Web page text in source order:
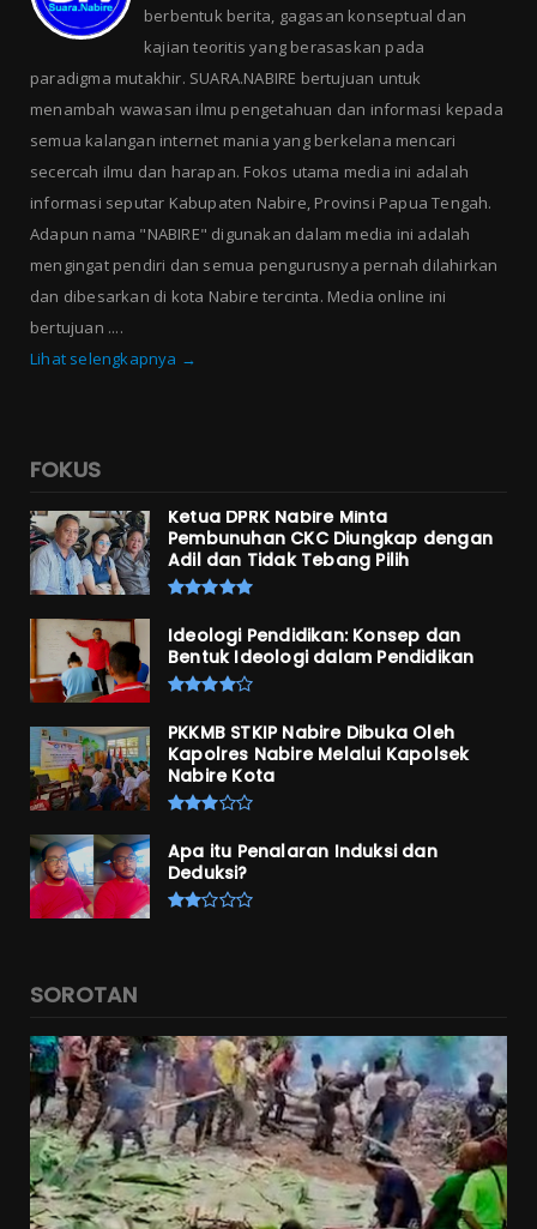
berbentuk berita, gagasan konseptual dan
kajian teoritis yang berasaskan pada
paradigma mutakhir. SUARA.NABIRE bertujuan untuk
menambah wawasan ilmu pengetahuan dan informasi kepada
semua kalangan internet mania yang berkelana mencari
secercah ilmu dan harapan. Fokos utama media ini adalah
informasi seputar Kabupaten Nabire, Provinsi Papua Tengah.
Adapun nama "NABIRE" digunakan dalam media ini adalah
mengingat pendiri dan semua pengurusnya pernah dilahirkan
dan dibesarkan di kota Nabire tercinta. Media online ini
bertujuan ....
Lihat selengkapnya →
FOKUS
Ketua DPRK Nabire Minta
Pembunuhan CKC Diungkap dengan
Adil dan Tidak Tebang Pilih
Ideologi Pendidikan: Konsep dan
Bentuk Ideologi dalam Pendidikan
PKKMB STKIP Nabire Dibuka Oleh
Kapolres Nabire Melalui Kapolsek
Nabire Kota
Apa itu Penalaran Induksi dan
Deduksi?
SOROTAN